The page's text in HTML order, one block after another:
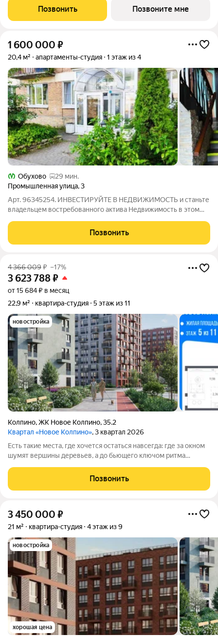
квартал «Новый Московский» в Пушкинском районе. Этот
комплекс объединит в себе
Позвонить Позвоните мне
1 600 000 ₽
20,4 м² апартаменты-студия 1 этаж из 4
Обухово
29 мин.
Промышленная улица,3
Арт. 96345254. ИHBEСТИРУЙTЕ В НЕДВИЖИMОCТЬ и станьте
владельцем востребованного актива Недвижимость в этом
надёжность вложений и гарантированный пассивный доход от
сдачи объекта в аренду
Позвонить
4 366 009₽ –17%
3 623 788₽
от 15 684 ₽ в месяц
22,9 м²
квартира-студия 5 этаж из 11
новостройка
Колпино,ЖК Новое Колпино,35.2
Квартал «Новое Колпино», 3 квартал 2026
Есть такие места, где хочется остаться навсегда: где за окном
шумят вершины деревьев, а до бьющего ключом ритма
вас квартал "Новое Колпино" в зеленом районе
Петербурга.Здесь можно проводить
Позвонить
3 450 000 ₽
21 м² квартира-студия 4 этаж из 9
новостройка
хорошая цена